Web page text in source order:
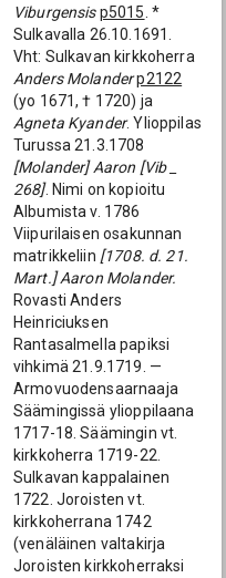
Viburgensis p5015 . *
Sulkavalla 26.10.1691.
Vht: Sulkavan kirkkoherra
Anders Molanderp2122
(yo 1671, † 1720) ja
Agneta Kyander. Ylioppilas
Turussa 21.3.1708
[Molander] Aaron [Vib _
268]. Nimi on kopioitu
Albumista v. 1786
Viipurilaisen osakunnan
matrikkeliin [1708. d. 21.
Mart.] Aaron Molander.
Rovasti Anders
Heinriciuksen
Rantasalmella papiksi
vihkimä 21.9.1719. —
Armovuodensaarnaaja
Säämingissä ylioppilaana
1717-18. Säämingin vt.
kirkkoherra 1719-22.
Sulkavan kappalainen
1722. Joroisten vt.
kirkkoherrana 1742
(venäläinen valtakirja
Joroisten kirkkoherraksi